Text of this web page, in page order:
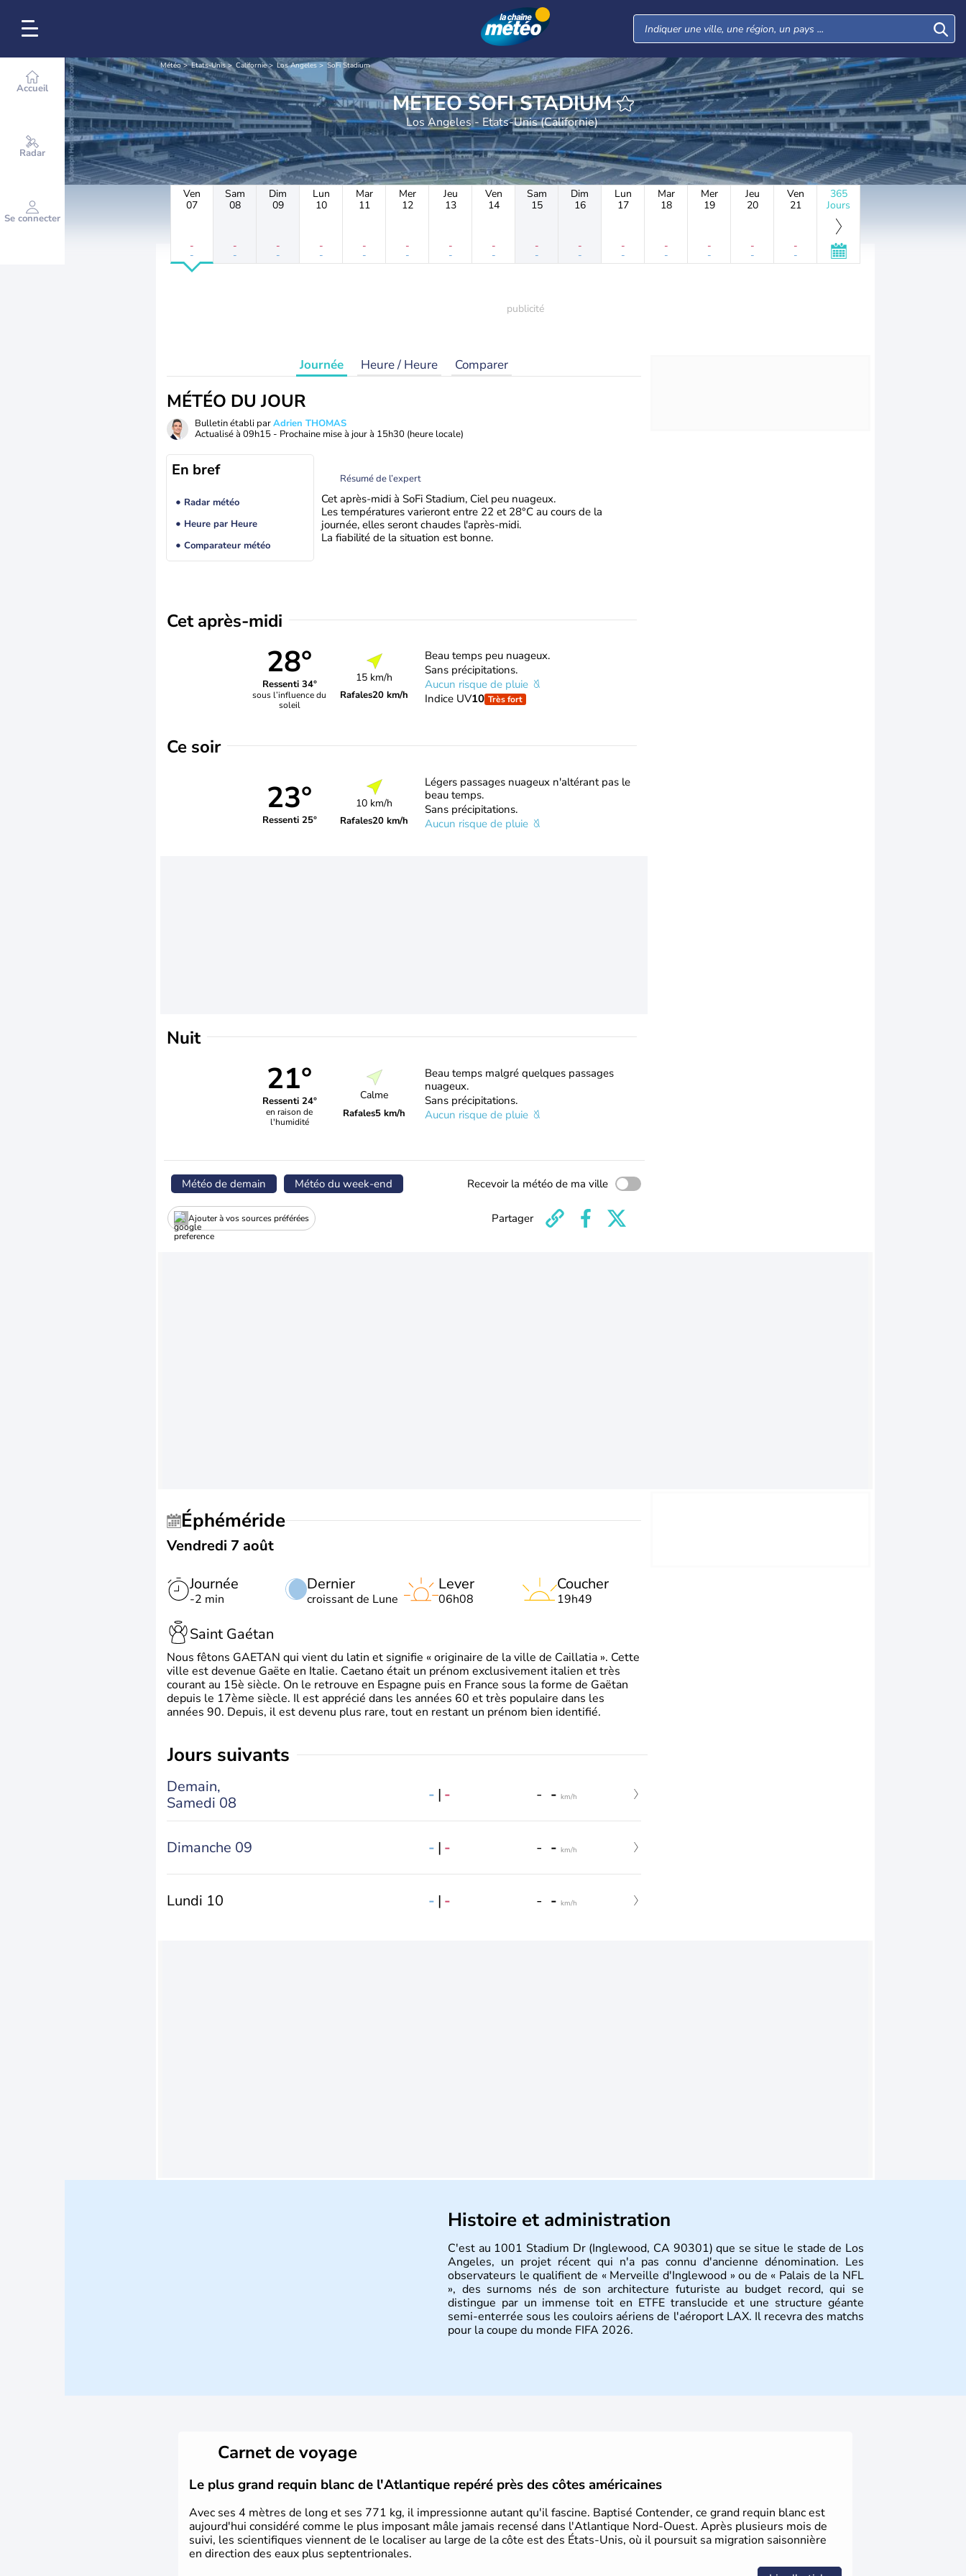
Accueil
Radar
Se connecter
Météo Etats-Unis Californie Los Angeles SoFi Stadium
METEO SOFI STADIUM
Los Angeles - Etats-Unis (Californie)
Ven
07
-
-
Sam
08
-
-
Dim
09
-
-
Lun
10
-
-
Mar
11
-
-
Mer
12
-
-
Jeu
13
-
-
Ven
14
-
-
Sam
15
-
-
Dim
16
-
-
Lun
17
-
-
Mar
18
-
-
Mer
19
-
-
Jeu
20
-
-
Ven
21
-
-
365
Jours
Journée Heure / Heure Comparer
MÉTÉO DU JOUR
Bulletin établi parAdrien THOMAS
Actualisé à 09h15 - Prochaine mise à jour à 15h30 (heure locale)
En bref
Radar météo
Heure par Heure
Comparateur météo
Résumé de l’expert
Cet après-midi à SoFi Stadium, Ciel peu nuageux.
Les températures varieront entre 22 et 28°C au cours de la
journée, elles seront chaudes l'après-midi.
La fiabilité de la situation est bonne.
Cet après-midi
28°
Ressenti 34°
sous l’influence du
soleil
15 km/h
Rafales20 km/h
Beau temps peu nuageux.
Sans précipitations.
Aucun risque de pluie
Indice UV10 Très fort
Ce soir
23°
Ressenti 25°
10 km/h
Rafales20 km/h
Légers passages nuageux n'altérant pas le
beau temps.
Sans précipitations.
Aucun risque de pluie
Nuit
21°
Ressenti 24°
en raison de
l'humidité
Calme
Rafales5 km/h
Beau temps malgré quelques passages
nuageux.
Sans précipitations.
Aucun risque de pluie
Météo de demain Météo du week-end Recevoir la météo de ma ville
Ajouter à vos sources préférées Partager
Éphéméride
Vendredi 7 août
Journée
-2 min
Dernier
croissant de Lune
Lever
06h08
Coucher
19h49
Saint Gaétan
Nous fêtons GAETAN qui vient du latin et signifie « originaire de la ville de Caillatia ». Cette
ville est devenue Gaëte en Italie. Caetano était un prénom exclusivement italien et très
courant au 15è siècle. On le retrouve en Espagne puis en France sous la forme de Gaëtan
depuis le 17ème siècle. Il est apprécié dans les années 60 et très populaire dans les
années 90. Depuis, il est devenu plus rare, tout en restant un prénom bien identifié.
jours suivants
Demain,
Samedi 08
- | - - - km/h
Dimanche 09 - | - - - km/h
Lundi 10 - | - - - km/h
Histoire et administration
C'est au 1001 Stadium Dr (Inglewood, CA 90301) que se situe le stade de Los
Angeles, un projet récent qui n'a pas connu d'ancienne dénomination. Les
observateurs le qualifient de « Merveille d'Inglewood » ou de « Palais de la NFL
», des surnoms nés de son architecture futuriste au budget record, qui se
distingue par un immense toit en ETFE translucide et une structure géante
semi-enterrée sous les couloirs aériens de l'aéroport LAX. Il recevra des matchs
pour la coupe du monde FIFA 2026.
Carnet de voyage
Le plus grand requin blanc de l'Atlantique repéré près des côtes américaines
Avec ses 4 mètres de long et ses 771 kg, il impressionne autant qu'il fascine. Baptisé Contender, ce grand requin blanc est
aujourd'hui considéré comme le plus imposant mâle jamais recensé dans l'Atlantique Nord-Ouest. Après plusieurs mois de
suivi, les scientifiques viennent de le localiser au large de la côte est des États-Unis, où il poursuit sa migration saisonnière
en direction des eaux plus septentrionales.